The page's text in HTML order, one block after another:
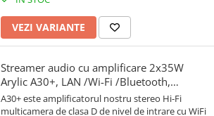
VEZI VARIANTE
Streamer audio cu amplificare 2x35W
Arylic A30+, LAN /Wi-Fi /Bluetooth,
24bit/192kHz, Multiroom
A30+ este amplificatorul nostru stereo Hi-Fi
multicamera de clasa D de nivel de intrare cu WiFi